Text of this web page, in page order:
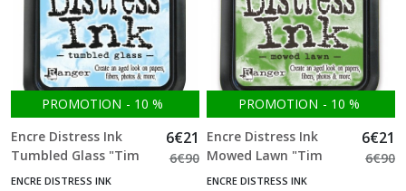
PROMOTION - 10 %
Encre Distress Ink
Tumbled Glass "Tim
Holtz"
6€21
6€90
ENCRE DISTRESS INK
PROMOTION - 10 %
Encre Distress Ink
Mowed Lawn "Tim
Holtz"
6€21
6€90
ENCRE DISTRESS INK